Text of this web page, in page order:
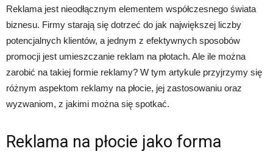
Reklama jest nieodłącznym elementem współczesnego świata
biznesu. Firmy starają się dotrzeć do jak największej liczby
potencjalnych klientów, a jednym z efektywnych sposobów
promocji jest umieszczanie reklam na płotach. Ale ile można
zarobić na takiej formie reklamy? W tym artykule przyjrzymy się
różnym aspektom reklamy na płocie, jej zastosowaniu oraz
wyzwaniom, z jakimi można się spotkać.
Reklama na płocie jako forma